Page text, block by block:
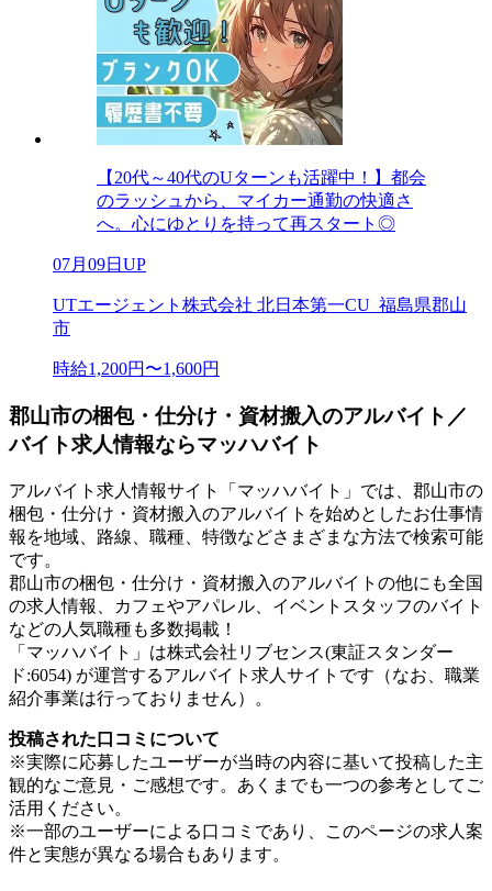
【20代～40代のUターンも活躍中！】都会
のラッシュから、マイカー通勤の快適さ
へ。心にゆとりを持って再スタート◎
07月09日UP
UTエージェント株式会社 北日本第一CU_福島県郡山
市
時給1,200円〜1,600円
郡山市の梱包・仕分け・資材搬入のアルバイト／
バイト求人情報ならマッハバイト
アルバイト求人情報サイト「マッハバイト」では、郡山市の
梱包・仕分け・資材搬入のアルバイトを始めとしたお仕事情
報を地域、路線、職種、特徴などさまざまな方法で検索可能
です。
郡山市の梱包・仕分け・資材搬入のアルバイトの他にも全国
の求人情報、カフェやアパレル、イベントスタッフのバイト
などの人気職種も多数掲載！
「マッハバイト」は株式会社リブセンス(東証スタンダー
ド:6054) が運営するアルバイト求人サイトです（なお、職業
紹介事業は行っておりません）。
投稿された口コミについて
※実際に応募したユーザーが当時の内容に基いて投稿した主
観的なご意見・ご感想です。あくまでも一つの参考としてご
活用ください。
※一部のユーザーによる口コミであり、このページの求人案
件と実態が異なる場合もあります。